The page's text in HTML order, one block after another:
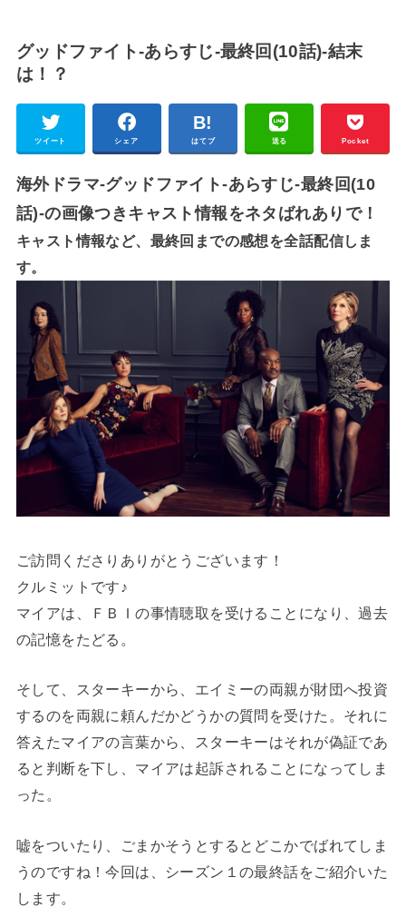
グッドファイト-あらすじ-最終回(10話)-結末
は！？
ツイート シェア はてブ 送る Pocket
海外ドラマ-グッドファイト-あらすじ-最終回(10
話)-の画像つきキャスト情報をネタばれありで！
キャスト情報など、最終回までの感想を全話配信しま
す。
ご訪問くださりありがとうございます！
クルミットです♪
マイアは、ＦＢＩの事情聴取を受けることになり、過去
の記憶をたどる。
そして、スターキーから、エイミーの両親が財団へ投資
するのを両親に頼んだかどうかの質問を受けた。それに
答えたマイアの言葉から、スターキーはそれが偽証であ
ると判断を下し、マイアは起訴されることになってしま
った。
嘘をついたり、ごまかそうとするとどこかでばれてしま
うのですね！今回は、シーズン１の最終話をご紹介いた
します。